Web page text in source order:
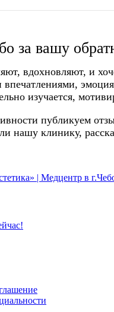
за вашу
вдохновляют, и
впечатлениями,
изучается,
публикуем
нашу клинику,